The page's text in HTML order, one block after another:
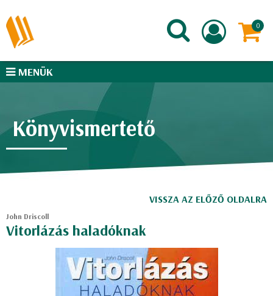
MENÜK
Könyvismertető
VISSZA AZ ELŐZŐ OLDALRA
John Driscoll
Vitorlázás haladóknak